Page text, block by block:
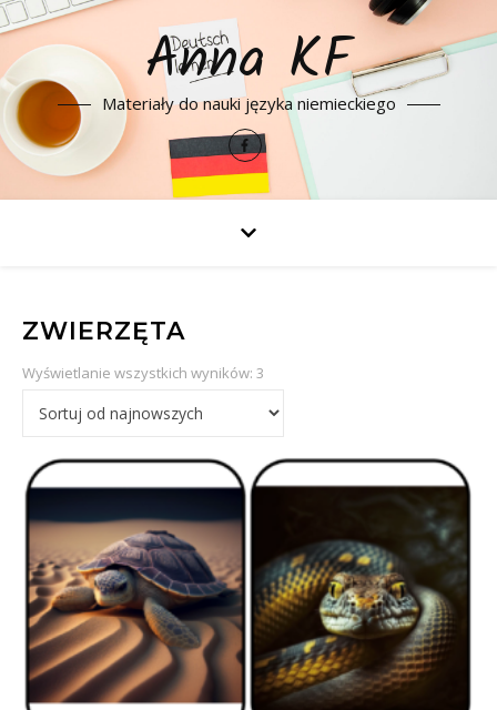
Anna KF
Materiały do nauki języka niemieckiego
ZWIERZĘTA
Wyświetlanie wszystkich wyników: 3